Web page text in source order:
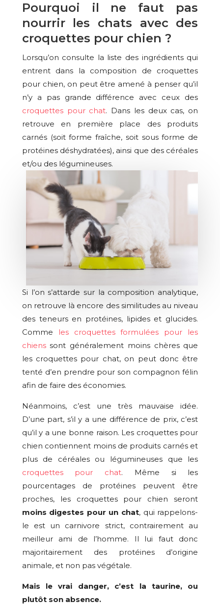
Pourquoi il ne faut pas
nourrir les chats avec des
croquettes pour chien ?
Lorsqu’on consulte la liste des ingrédients qui
entrent dans la composition de croquettes
pour chien, on peut être amené à penser qu’il
n’y a pas grande différence avec ceux des
croquettes pour chat. Dans les deux cas, on
retrouve en première place des produits
carnés (soit forme fraîche, soit sous forme de
protéines déshydratées), ainsi que des céréales
et/ou des légumineuses.
Si l’on s’attarde sur la composition analytique,
on retrouve là encore des similitudes au niveau
des teneurs en protéines, lipides et glucides.
Comme
les croquettes formulées pour les
chienssont généralement moins chères que
les croquettes pour chat, on peut donc être
tenté d’en prendre pour son compagnon félin
afin de faire des économies.
Néanmoins, c’est une très mauvaise idée.
D’une part, s’il y a une différence de prix, c’est
qu’il y a une bonne raison. Les croquettes pour
chien contiennent moins de produits carnés et
plus de céréales ou légumineuses que les
croquettes pour chat. Même si les
pourcentages de protéines peuvent être
proches, les croquettes pour chien seront
moins digestes pour un chat, qui rappelons-
le est un carnivore strict, contrairement au
meilleur ami de l’homme. Il lui faut donc
majoritairement des protéines d’origine
animale, et non pas végétale.
Mais le vrai danger, c’est la taurine, ou
plutôt son absence.